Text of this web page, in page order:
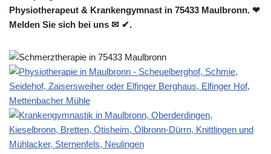
Physiotherapeut & Krankengymnast in 75433 Maulbronn. ❤
Melden Sie sich bei uns ✉ ✔.